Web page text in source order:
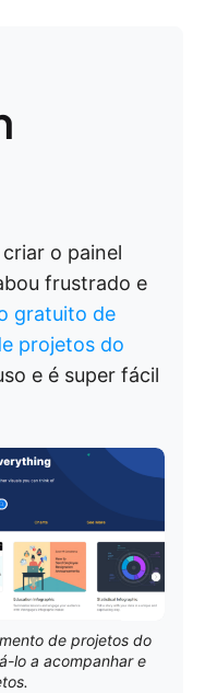
o painel
frustrado e
gratuito de
projetos do
e é super fácil
de projetos do
lo a acompanhar e